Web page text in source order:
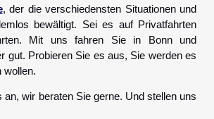
, der die verschiedensten Situationen und
bewältigt. Sei es auf Privatfahrten
Mit uns fahren Sie in Bonn und
gut. Probieren Sie es aus, Sie werden es
wollen.
an, wir beraten Sie gerne. Und stellen uns